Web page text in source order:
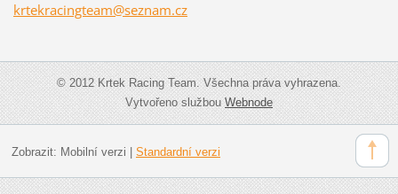
krtekracingteam@seznam.cz
© 2012 Krtek Racing Team. Všechna práva vyhrazena.
Vytvořeno službouWebnode
Zobrazit: Mobilní verzi | Standardní verzi